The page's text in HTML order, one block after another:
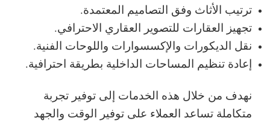
ترتيب الأثاث وفق التصاميم المعتمدة.
تجهيز العقارات للتصوير العقاري الاحترافي.
نقل الديكورات والإكسسوارات واللوحات الفنية.
إعادة تنظيم المساحات الداخلية بطريقة احترافية.
نهدف من خلال هذه الخدمات إلى توفير تجربة
متكاملة تساعد العملاء على توفير الوقت والجهد